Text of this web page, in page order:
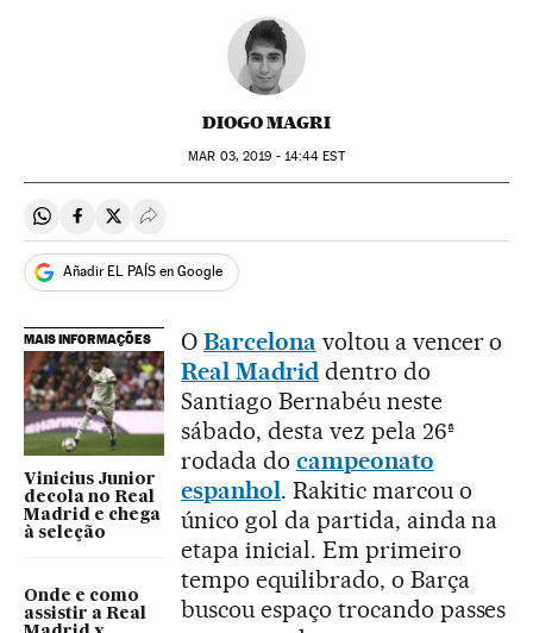
DIOGO MAGRI
MAR 03, 2019 - 14:44 EST
Compartir en Whatsapp
Compartir en Facebook
Compartir en Twitter
Desplegar Redes Sociales
Añadir EL PAÍS en Google
MAIS INFORMAÇÕES
Vinicius Junior
decola no Real
Madrid e chega
à seleção
Onde e como
assistir a Real
O Barcelona voltou a vencer o
Real Madrid dentro do
Santiago Bernabéu neste
sábado, desta vez pela 26ª
rodada do campeonato
espanhol. Rakitic marcou o
único gol da partida, ainda na
etapa inicial. Em primeiro
tempo equilibrado, o Barça
buscou espaço trocando passes